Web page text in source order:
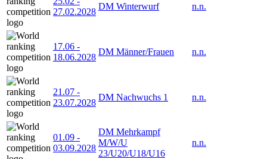
27.02.2028
DM Winterwurf n.n.
17.06 -
18.06.2028
DM Männer/Frauen n.n.
21.07 -
23.07.2028
DM Nachwuchs 1 n.n.
01.09 -
03.09.2028
DM Mehrkampf
M/W/U
23/U20/U18/U16
n.n.